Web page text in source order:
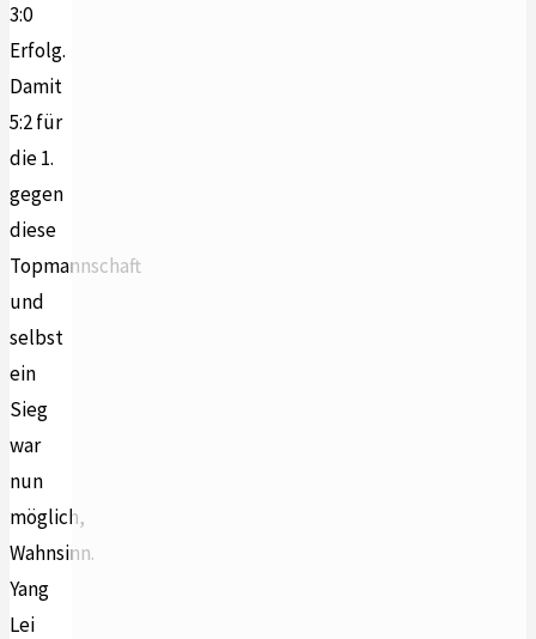
3:0
Erfolg.
Damit
5:2 für
die 1.
gegen
diese
Topmannschaft
und
selbst
ein
Sieg
war
nun
möglich,
Wahnsinn.
Yang
Lei